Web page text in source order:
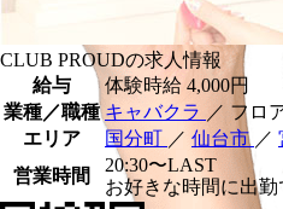
CLUB PROUDの求人情報
給与
体験時給 4,000円
業種／職種 キャバクラ ／ フロ
エリア
国分町 ／ 仙台市 ／
営業時間
20:30〜LAST
お好きな時間に出